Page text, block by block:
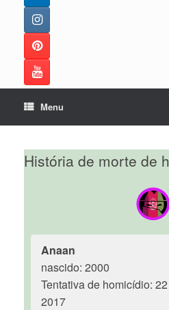
Menu
História de morte de
Anaan
nascido: 2000
Tentativa de homicídio:
2017